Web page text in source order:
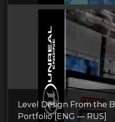
Level Design From the
Portfolio [ENG — RUS]